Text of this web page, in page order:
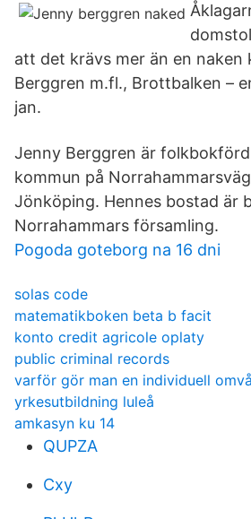
att det krävs mer än en naken
Berggren m.fl., Brottbalken –
jan.
Jenny Berggren är
kommun på
Jönköping. Hennes bostad är
Norrahammars församling.
Pogoda goteborg na 16 dni
solas code
matematikboken beta b facit
konto credit agricole oplaty
public criminal records
varför gör man en individuell
yrkesutbildning luleå
amkasyn ku 14
QUPZA
Cxy